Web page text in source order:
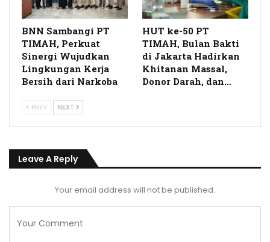
BNN Sambangi PT
TIMAH, Perkuat
Sinergi Wujudkan
Lingkungan Kerja
Bersih dari Narkoba
HUT ke-50 PT
TIMAH, Bulan Bakti
di Jakarta Hadirkan
Khitanan Massal,
Donor Darah, dan…
PREV NEXT
Leave A Reply
Your email address will not be published.